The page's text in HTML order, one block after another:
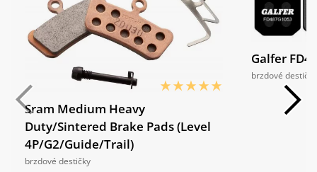
Sram Medium Heavy
Duty/Sintered Brake Pads (Level
4P/G2/Guide/Trail)
brzdové destičky
Galfer
brzdové destičky